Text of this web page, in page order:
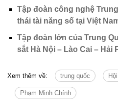
Tập đoàn công nghệ
thái tài năng số tại Việt
Tập đoàn lớn của Trung
sắt Hà Nội – Lào Cai – Hải
Xem thêm về: trung quốc
Phạm Minh Chính